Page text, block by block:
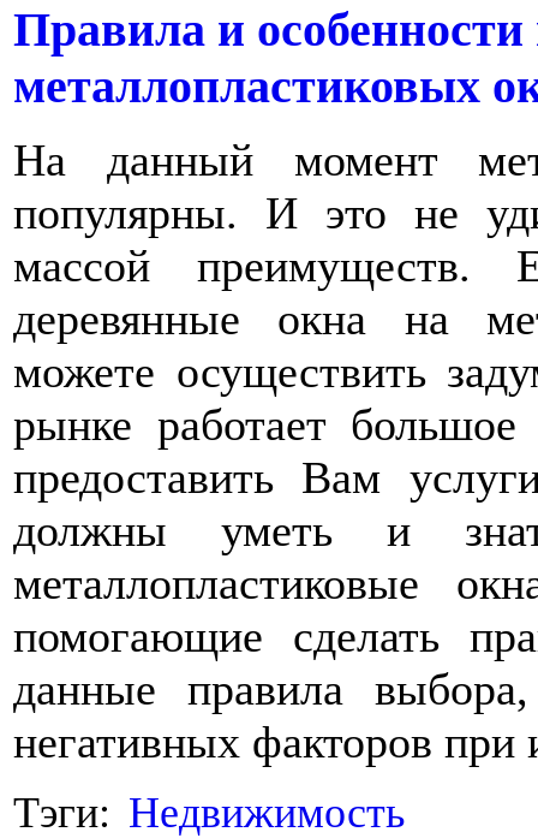
Правила и
металлопластиковых
На данный момент
популярны. И это не
массой
деревянные окна на
можете осуществить
рынке работает
предоставить Вам
должны уметь и
металлопластиковые
помогающие сделать
данные правила
негативных факторов при
Тэги: Недвижимость